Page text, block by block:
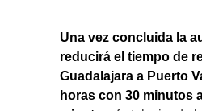
Una vez concluida la
reducirá el tiempo de
Guadalajara a Puerto
horas con 30 minutos